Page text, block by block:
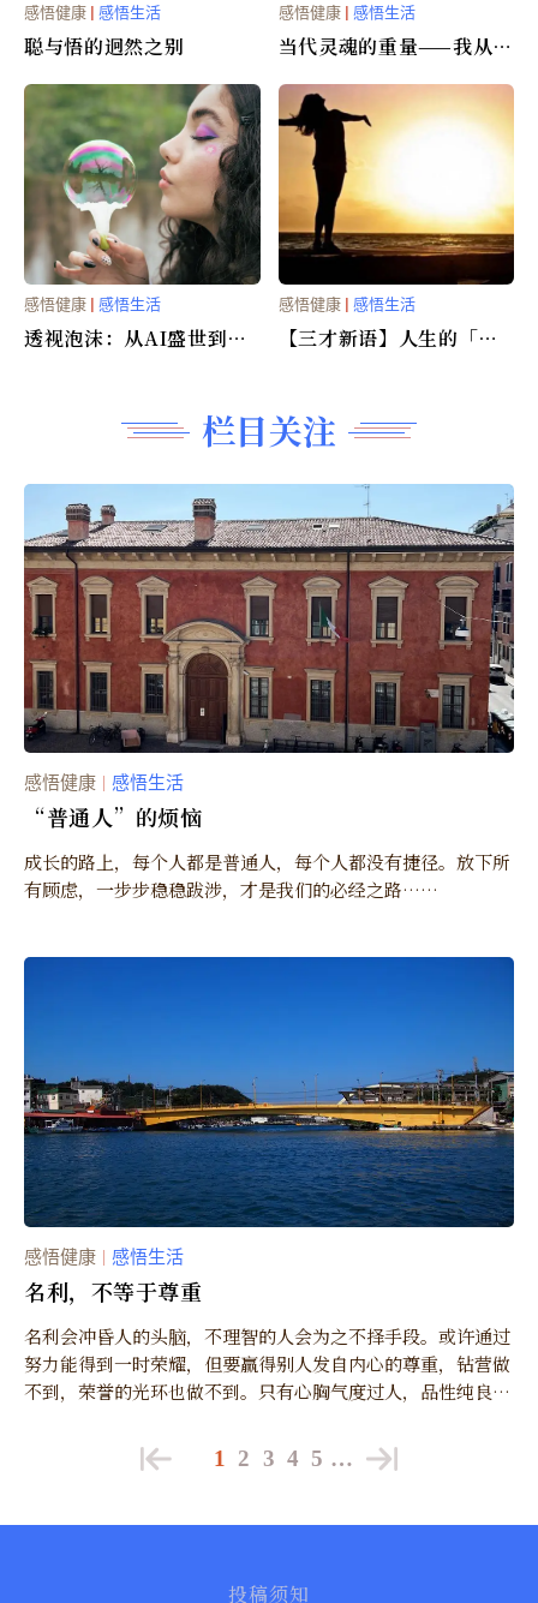
感悟健康 | 感悟生活
聪与悟的迥然之别
感悟健康 | 感悟生活
当代灵魂的重量——我从宫
感悟健康 | 感悟生活
透视泡沫：从AI盛世到人
感悟健康 | 感悟生活
【三才新语】人生的「最
栏目关注
感悟健康 感悟生活
“普通人”的烦恼
成长的路上，每个人都是普通人，每个人都没有捷径。放下所
有顾虑，一步步稳稳跋涉，才是我们的必经之路……
感悟健康 ｜ 感悟生活
名利，不等于尊重
名利会冲昏人的头脑，不理智的人会为之不择手段。或许通过
努力能得到一时荣耀，但要赢得别人发自内心的尊重，钻营做
不到，荣誉的光环也做不到。只有心胸气度过人，品性纯良，
1
2 3 4 5 …
投稿须知